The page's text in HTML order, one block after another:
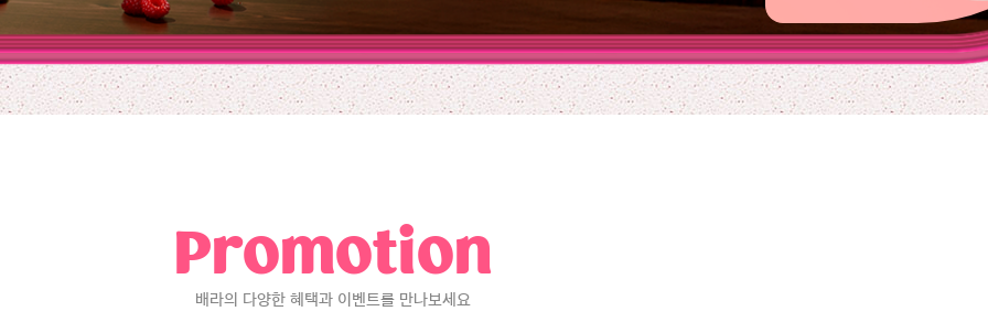
Promotion
배라의 다양한 혜택과 이벤트를 만나보세요